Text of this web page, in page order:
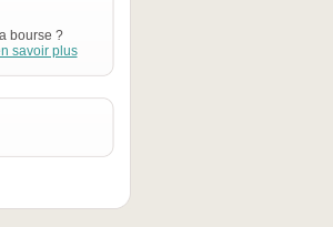
bourse ?
savoir plus